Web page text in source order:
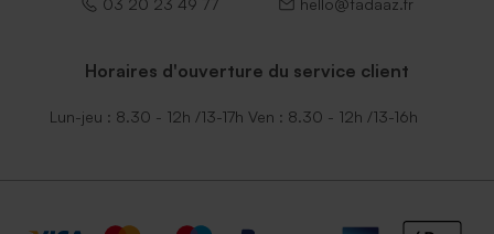
rouille petit format
eucalyptus
Horaires d'ouverture du service client
Lun-jeu : 8.30 - 12h /13-17h Ven : 8.30 - 12h /13-16h